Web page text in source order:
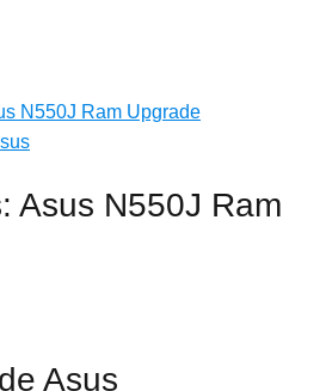
N550J Ram Upgrade
Asus N550J Ram
Asus